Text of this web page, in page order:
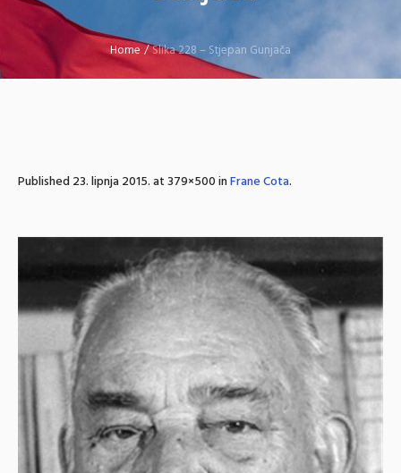
Home /Slika 228 – Stjepan Gunjača
Published23. lipnja 2015.at 379×500 inFrane Cota.